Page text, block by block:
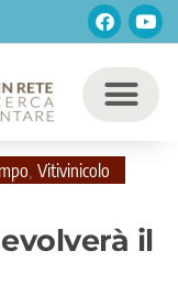
Vitivinicolo
il